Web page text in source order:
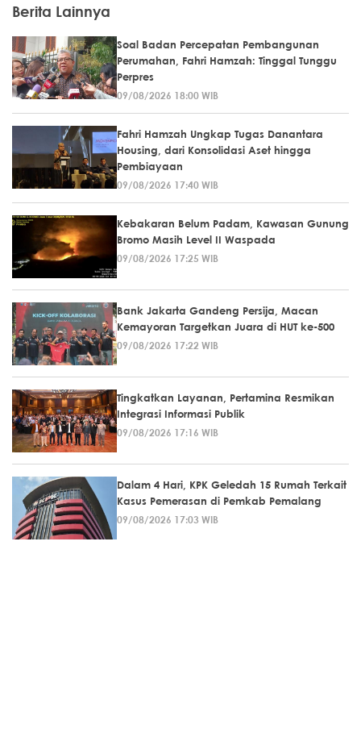
Berita Lainnya
Soal Badan Percepatan Pembangunan
Perumahan, Fahri Hamzah: Tinggal Tunggu
Perpres
09/08/2026 18:00 WIB
Fahri Hamzah Ungkap Tugas Danantara
Housing, dari Konsolidasi Aset hingga
Pembiayaan
09/08/2026 17:40 WIB
Kebakaran Belum Padam, Kawasan Gunung
Bromo Masih Level II Waspada
09/08/2026 17:25 WIB
Bank Jakarta Gandeng Persija, Macan
Kemayoran Targetkan Juara di HUT ke-500
09/08/2026 17:22 WIB
Tingkatkan Layanan, Pertamina Resmikan
Integrasi Informasi Publik
09/08/2026 17:16 WIB
Dalam 4 Hari, KPK Geledah 15 Rumah Terkait
Kasus Pemerasan di Pemkab Pemalang
09/08/2026 17:03 WIB